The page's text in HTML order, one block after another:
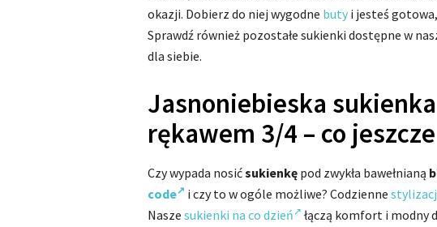
okazji. Dobierz do niej wygodne buty i jesteś
Sprawdź również pozostałe sukienki dostępne w
dla siebie.
Jasnoniebieska
rękawem 3/4 – co
Czy wypada nosićsukienkę pod zwykła bawełnianą
code
i czy to w ogóle możliwe? Codzienne
Nasze sukienki na co dzień
łączą komfort i modny